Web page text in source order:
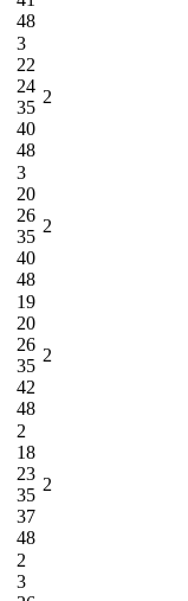
48
3
22
24
35
40
48
2
3
20
26
35
40
48
2
19
20
26
35
42
48
2
2
18
23
35
37
48
2
2
3